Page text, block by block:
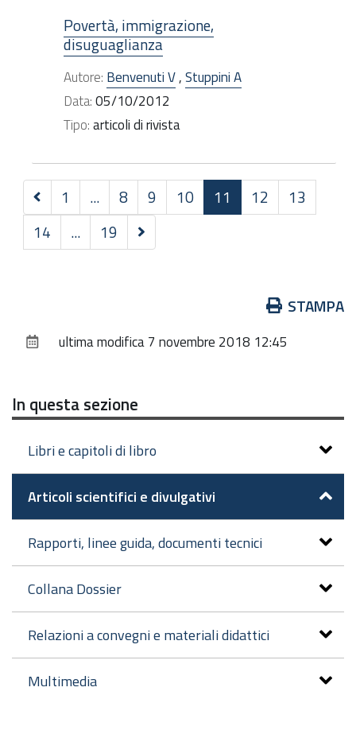
Povertà, immigrazione,
disuguaglianza
Autore: Benvenuti V,Stuppini A
Data:05/10/2012
Tipo:articoli di rivista
Precedenti
30
elementi
1 ... 8 9 10 11 12
13
14
... 19
Successivi
30
documento
STAMPA
ultima modifica7 novembre 2018 12:45
In questa sezione
Libri e capitoli di libro
Articoli scientifici e divulgativi
Rapporti, linee guida, documenti tecnici
Collana Dossier
Relazioni a convegni e materiali didattici
Multimedia